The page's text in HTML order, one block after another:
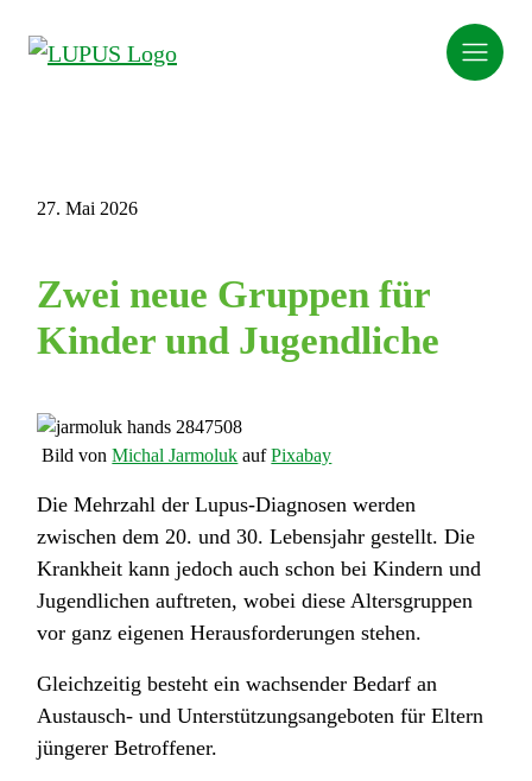
27. Mai 2026
Zwei neue Gruppen für
Kinder und Jugendliche
Bild vonMichal Jarmoluk aufPixabay
Die Mehrzahl der Lupus-Diagnosen werden
zwischen dem 20. und 30. Lebensjahr gestellt. Die
Krankheit kann jedoch auch schon bei Kindern und
Jugendlichen auftreten, wobei diese Altersgruppen
vor ganz eigenen Herausforderungen stehen.
Gleichzeitig besteht ein wachsender Bedarf an
Austausch- und Unterstützungsangeboten für Eltern
jüngerer Betroffener.